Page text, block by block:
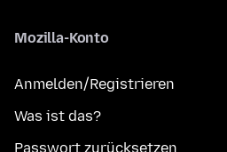
Mozilla-Konto
Anmelden/Registrieren
Was ist das?
Passwort zurücksetzen